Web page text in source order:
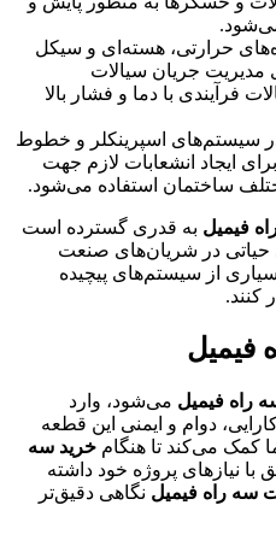
حرارتی، هسته‌ای و سیکل
مدیریت جریان سیالات
فرآیندی با دما و فشار بالا
سیستم‌های اسپرینکلر و خطوط
برای ایجاد انشعابات لازم جهت
ساختمان استفاده می‌شود.
فیمیل به قدری گسترده است
حیاتی در شریان‌های صنعت
از سیستم‌های پیچیده
کنند.
راه فیمیل می‌شود، وارد
دوام و ایمنی این قطعه
می‌کند تا هنگام خرید سه
با نیازهای پروژه خود داشته
راه فیمیل نگاهی دقیق‌تر